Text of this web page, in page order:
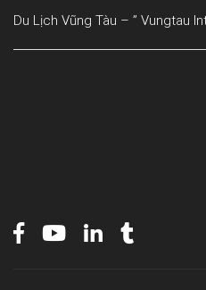
Du Lịch Vũng Tàu – ” Vungtau